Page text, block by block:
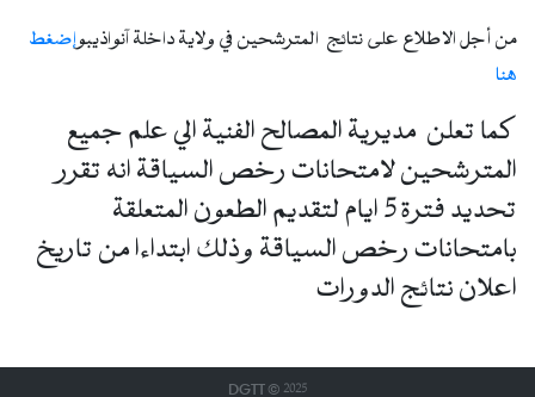
من أجل الاطلاع على نتائج المترشحين في ولاية داخلة آنواذيبوإضغط
هنا
كما تعلن مديرية المصالح الفنية الي علم جميع
المترشحين لامتحانات رخص السياقة انه تقرر
تحديد فترة 5 ايام لتقديم الطعون المتعلقة
بامتحانات رخص السياقة وذلك ابتداءا من تاريخ
اعلان نتائج الدورات
DGTT © 2025